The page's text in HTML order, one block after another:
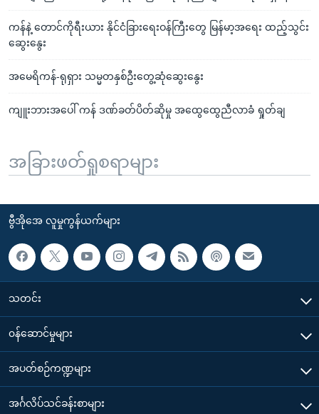
ကန်နဲ့ တောင်ကိုရီးယား နိုင်ငံခြားရေးဝန်ကြီးတွေ မြန်မာ့အရေး ထည့်သွင်း
ဆွေးနွေး
အမေရိကန်-ရုရှား သမ္မတနှစ်ဦးတွေ့ဆုံဆွေးနွေး
ကျူးဘားအပေါ် ကန် ဒဏ်ခတ်ပိတ်ဆိုမှု အထွေထွေညီလာခံ ရှုတ်ချ
အခြားဖတ်ရှုစရာများ
ဗွီအိုအေ လူမှုကွန်ယက်များ
သတင်း
၀န်ဆောင်မှုများ
အပတ်စဉ်ကဏ္ဍများ
အင်္ဂလိပ်သင်ခန်းစာများ